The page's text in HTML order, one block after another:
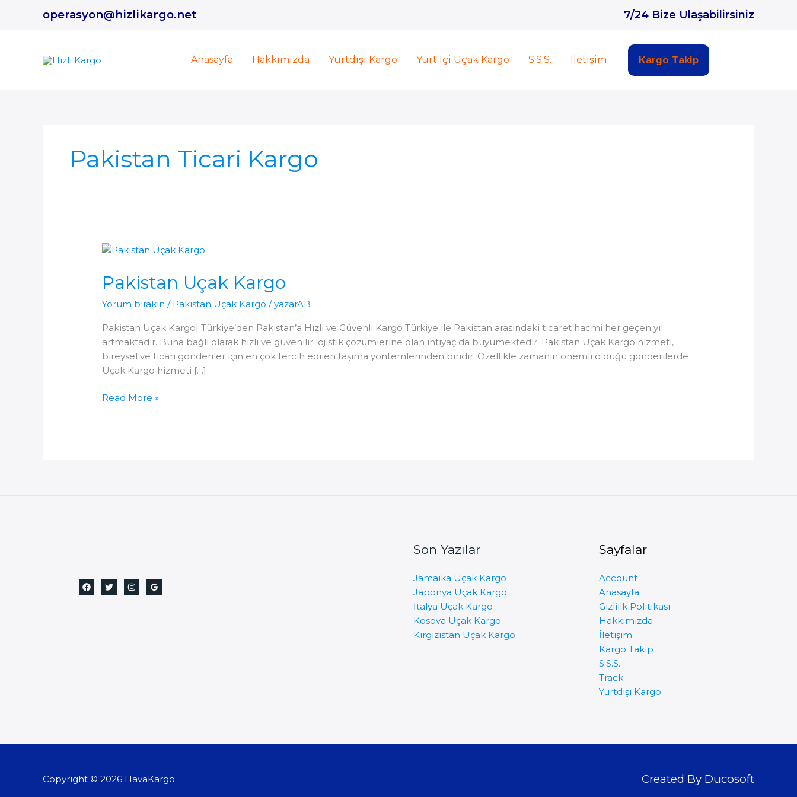
operasyon@hizlikargo.net 7/24 Bize Ulaşabilirsiniz
Anasayfa Hakkımızda Yurtdışı Kargo Yurt İçi Uçak Kargo S.S.S. İletişim Kargo Takip
Pakistan Ticari Kargo
Pakistan Uçak Kargo
Yorum bırakın / Pakistan Uçak Kargo /yazarAB
Pakistan Uçak Kargo| Türkiye’den Pakistan’a Hızlı ve Güvenli Kargo Türkiye ile Pakistan arasındaki ticaret hacmi her geçen yıl
artmaktadır. Buna bağlı olarak hızlı ve güvenilir lojistik çözümlerine olan ihtiyaç da büyümektedir. Pakistan Uçak Kargo hizmeti,
bireysel ve ticari gönderiler için en çok tercih edilen taşıma yöntemlerinden biridir. Özellikle zamanın önemli olduğu gönderilerde
Uçak Kargo hizmeti […]
Pakistan
Read More »
Son Yazılar
Jamaika Uçak Kargo
Japonya Uçak Kargo
İtalya Uçak Kargo
Kosova Uçak Kargo
Kırgızistan Uçak Kargo
Sayfalar
Account
Anasayfa
Gizlilik Politikası
Hakkımızda
İletişim
Kargo Takip
S.S.S.
Track
Yurtdışı Kargo
Copyright © 2026 HavaKargo Created By Ducosoft